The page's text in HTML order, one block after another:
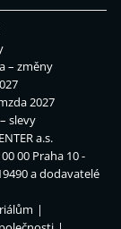
– změny
2027
slevy
a.s.
00 Praha 10 -
a dodavatelé